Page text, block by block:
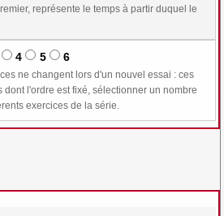
4 5 6
n supérieur ou égal à 1 permet de plus de conserver les mêmes valeurs pour les variables communes aux différents exercices de la série.